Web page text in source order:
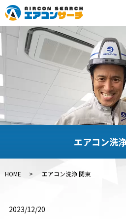
エアコン洗
HOME エアコン洗浄 関東
2023/12/20